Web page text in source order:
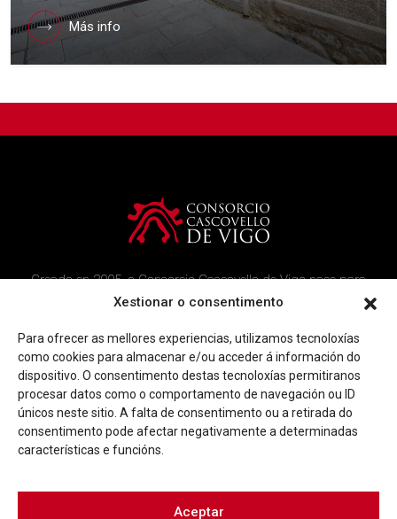
Xestionar o consentimento
Para ofrecer as mellores experiencias, utilizamos tecnoloxías
como cookies para almacenar e/ou acceder á información do
dispositivo. O consentimento destas tecnoloxías permitiranos
procesar datos como o comportamento de navegación ou ID
únicos neste sitio. A falta de consentimento ou a retirada do
consentimento pode afectar negativamente a determinadas
características e funcións.
Aceptar
Más info
Creado en 2005, o Consorcio Cascovello de Vigo nace para
atender aos veciños do casco histórico, creando un ambicioso
Imaxe corporativa Contacto
Facebook Twitter Youtube
Instagram
Rúa Ferrería, 45 Baixo 36202 Vigo (Pontevedra)
info@consorciocascovellovigo.org